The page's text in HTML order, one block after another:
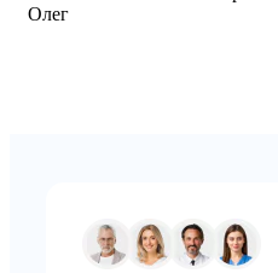
Олег